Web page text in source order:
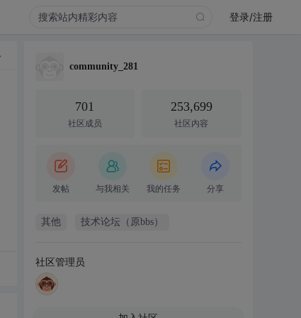
登录/注册
community_281
701
社区成员
253,699
社区内容
发帖 与我相关 我的任务 分享
其他 技术论坛（原bbs）
社区管理员